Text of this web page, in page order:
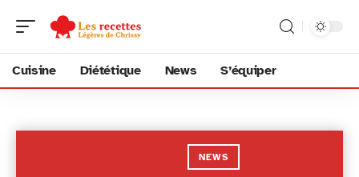
Cuisine Diététique News S’équiper
NEWS